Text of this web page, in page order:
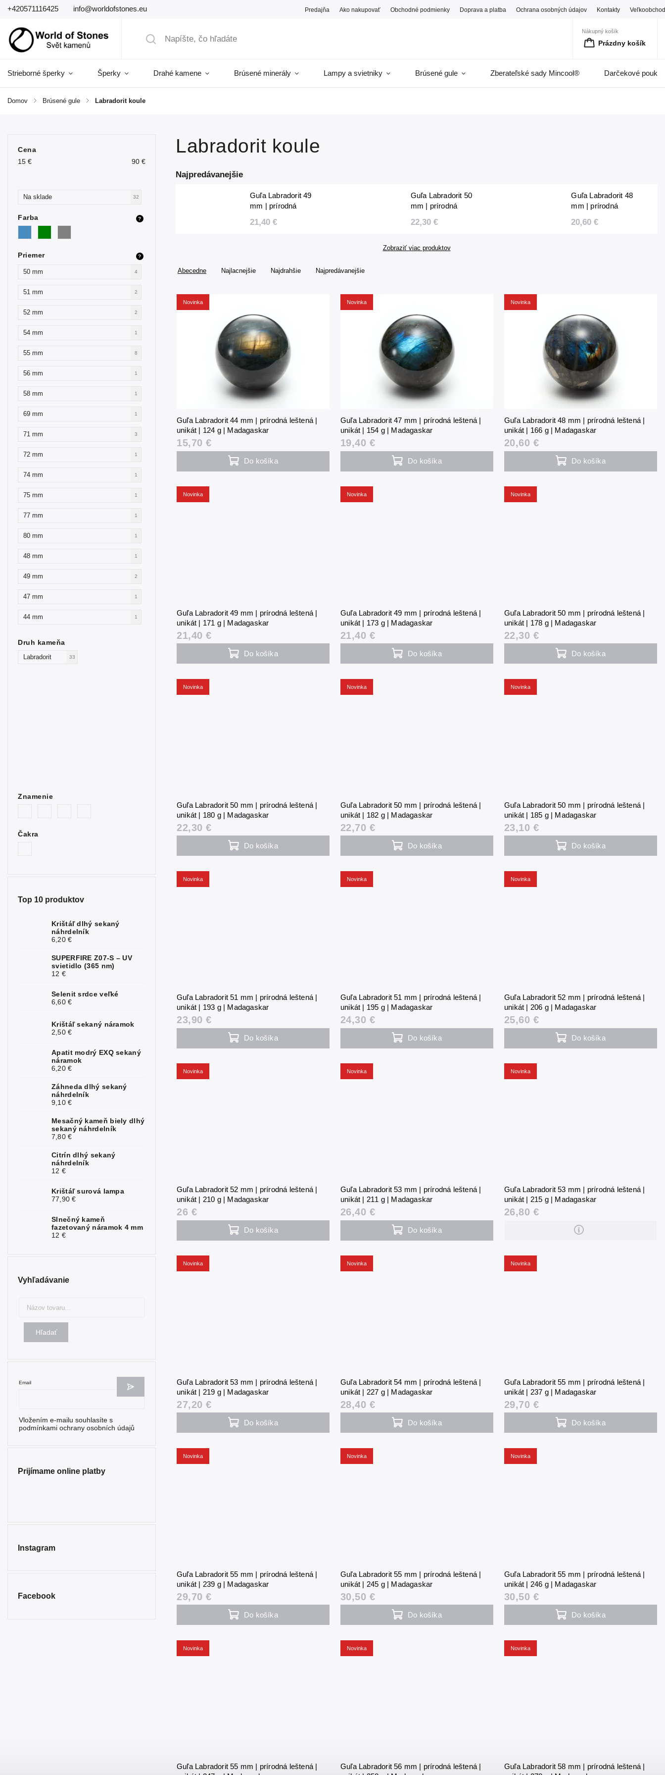
+420571116425 info@worldofstones.eu Predajňa Ako nakupovať Obchodné podmienky Doprava a platba Ochrana osobných údajov Kontakty
Nákupný košík
Prázdny košík
Strieborné šperky Šperky Drahé kamene Brúsené minerály Lampy a svietniky Brúsené gule Zberateľské sady Mincool® Darčekové
Domov / Brúsené gule / Labradorit koule
Cena
15 € 90 €
Na sklade 32
Farba ?
Priemer ?
50 mm 4
51 mm 2
52 mm 2
54 mm 1
55 mm 8
56 mm 1
58 mm 1
69 mm 1
71 mm 3
72 mm 1
74 mm 1
75 mm 1
77 mm 1
80 mm 1
48 mm 1
49 mm 2
47 mm 1
44 mm 1
Druh kameňa
Labradorit 33
Znamenie
Čakra
Top 10 produktov
Krištáľ dlhý sekaný
náhrdelník
6,20 €
SUPERFIRE Z07-S – UV
svietidlo (365 nm)
12 €
Selenit srdce veľké
6,60 €
Krištáľ sekaný náramok
2,50 €
Apatit modrý EXQ sekaný
náramok
6,20 €
Záhneda dlhý sekaný
náhrdelník
9,10 €
Mesačný kameň biely dlhý
sekaný náhrdelník
7,80 €
Citrín dlhý sekaný
náhrdelník
12 €
Krištáľ surová lampa
77,90 €
Slnečný kameň
fazetovaný náramok 4 mm
12 €
Vyhľadávanie
Hľadať
Email
Vložením e-mailu souhlasíte s
podmínkami ochrany osobních údajů
Prijímame online platby
Instagram
Facebook
Labradorit koule
Najpredávanejšie
Guľa Labradorit 49
mm | prírodná
g | Madagaskar
21,40 €
Guľa Labradorit 50
mm | prírodná
g | Madagaskar
22,30 €
Guľa Labradorit 48
mm | prírodná
g | Madagaskar
20,60 €
Zobraziť viac produktov
Abecedne Najlacnejšie Najdrahšie Najpredávanejšie
Novinka
Guľa Labradorit 44 mm | prírodná leštená |
unikát | 124 g | Madagaskar
15,70 €
Do košíka
Novinka
Guľa Labradorit 47 mm | prírodná leštená |
unikát | 154 g | Madagaskar
19,40 €
Do košíka
Novinka
Guľa Labradorit 48 mm | prírodná leštená |
unikát | 166 g | Madagaskar
20,60 €
Do košíka
Novinka
Guľa Labradorit 49 mm | prírodná leštená |
unikát | 171 g | Madagaskar
21,40 €
Do košíka
Novinka
Guľa Labradorit 49 mm | prírodná leštená |
unikát | 173 g | Madagaskar
21,40 €
Do košíka
Novinka
Guľa Labradorit 50 mm | prírodná leštená |
unikát | 178 g | Madagaskar
22,30 €
Do košíka
Novinka
Guľa Labradorit 50 mm | prírodná leštená |
unikát | 180 g | Madagaskar
22,30 €
Do košíka
Novinka
Guľa Labradorit 50 mm | prírodná leštená |
unikát | 182 g | Madagaskar
22,70 €
Do košíka
Novinka
Guľa Labradorit 50 mm | prírodná leštená |
unikát | 185 g | Madagaskar
23,10 €
Do košíka
Novinka
Guľa Labradorit 51 mm | prírodná leštená |
unikát | 193 g | Madagaskar
23,90 €
Do košíka
Novinka
Guľa Labradorit 51 mm | prírodná leštená |
unikát | 195 g | Madagaskar
24,30 €
Do košíka
Novinka
Guľa Labradorit 52 mm | prírodná leštená |
unikát | 206 g | Madagaskar
25,60 €
Do košíka
Novinka
Guľa Labradorit 52 mm | prírodná leštená |
unikát | 210 g | Madagaskar
26 €
Do košíka
Novinka
Guľa Labradorit 53 mm | prírodná leštená |
unikát | 211 g | Madagaskar
26,40 €
Do košíka
Novinka
Guľa Labradorit 53 mm | prírodná leštená |
unikát | 215 g | Madagaskar
26,80 €
Novinka
Guľa Labradorit 53 mm | prírodná leštená |
unikát | 219 g | Madagaskar
27,20 €
Do košíka
Novinka
Guľa Labradorit 54 mm | prírodná leštená |
unikát | 227 g | Madagaskar
28,40 €
Do košíka
Novinka
Guľa Labradorit 55 mm | prírodná leštená |
unikát | 237 g | Madagaskar
29,70 €
Do košíka
Novinka
Guľa Labradorit 55 mm | prírodná leštená |
unikát | 239 g | Madagaskar
29,70 €
Do košíka
Novinka
Guľa Labradorit 55 mm | prírodná leštená |
unikát | 245 g | Madagaskar
30,50 €
Do košíka
Novinka
Guľa Labradorit 55 mm | prírodná leštená |
unikát | 246 g | Madagaskar
30,50 €
Do košíka
Novinka
Guľa Labradorit 55 mm | prírodná leštená |
Novinka
Guľa Labradorit 56 mm | prírodná leštená |
Novinka
Guľa Labradorit 58 mm | prírodná leštená |